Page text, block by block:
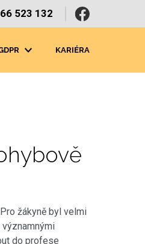
523 132
KARIÉRA
žákyně byl velmi
do profese